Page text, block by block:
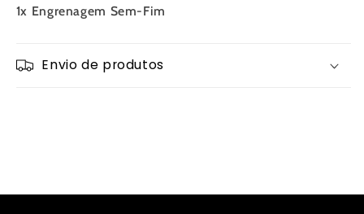
1x Engrenagem Sem-Fim
Envio de produtos